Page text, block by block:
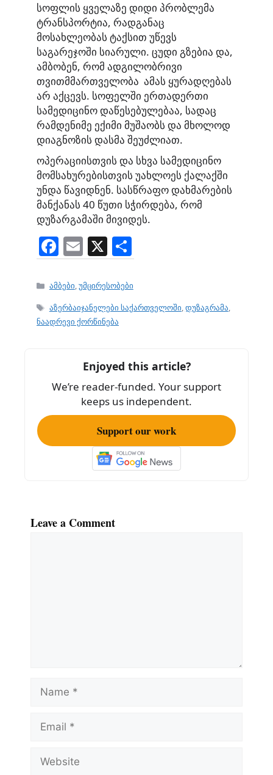
სოფლის ყველაზე დიდი პრობლემა
ტრანსპორტია, რადგანაც
მოსახლეობას ტაქსით უწევს
საგარეჯოში სიარული. ცუდი გზებია და,
ამბობენ, რომ ადგილობრივი
თვითმმართველობა ამას ყურადღებას
არ აქცევს. სოფელში ერთადერთი
სამედიცინო დაწესებულებაა, სადაც
რამდენიმე ექიმი მუშაობს და მხოლოდ
დიაგნოზის დასმა შეუძლიათ.
ოპერაციისთვის და სხვა სამედიცინო
მომსახურებისთვის უახლოეს ქალაქში
უნდა წავიდნენ. სასწრაფო დახმარების
მანქანას 40 წუთი სჭირდება, რომ
დუზარგამაში მივიდეს.
F
a
c
e
b
k
E
m
ai
l
X
h
ar
e
Categories
ამბები,უმცირესობები
Tags
აზერბაიჯანელები საქართველოში,დუზაგრამა,
ნაადრევი ქორწინება
Enjoyed this article?
We’re reader-funded. Your support
keeps us independent.
Support our work
Leave a Comment
Name
Email
Website